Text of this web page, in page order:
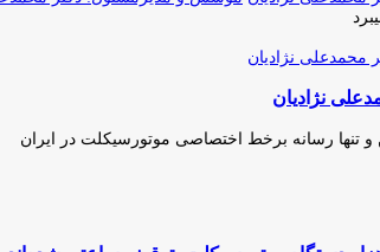
نژادیان
و تنها رسانه برخط اختصاصی موتورسیکلت در ایران